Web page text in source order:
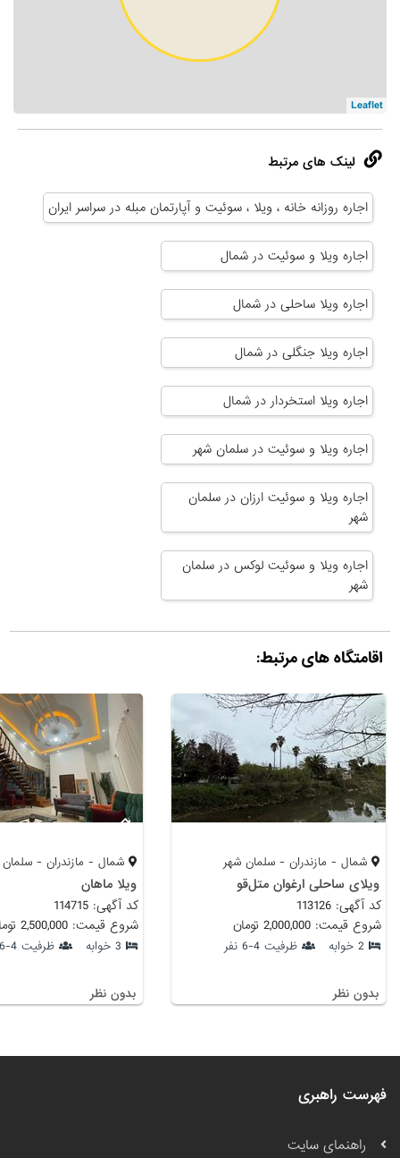
Leaflet
لینک های مرتبط
اجاره روزانه خانه ، ویلا ، سوئیت و آپارتمان مبله در سراسر ایران
اجاره ویلا و سوئیت در شمال
اجاره ویلا ساحلی در شمال
اجاره ویلا جنگلی در شمال
اجاره ویلا استخردار در شمال
اجاره ویلا و سوئیت در سلمان شهر
اجاره ویلا و سوئیت ارزان در سلمان
شهر
اجاره ویلا و سوئیت لوکس در سلمان
شهر
اقامتگاه های مرتبط:
شمال - مازندران - سلمان شهر
ویلای ساحلی ارغوان متل‌قو
کد آگهی: 113126
شروع قیمت: 2,000,000 تومان
2 خوابه ظرفیت 4-6 نفر
بدون نظر
شمال - مازندران -
ویلا ماهان
کد آگهی: 114715
شروع قیمت: 2,500,000 تومان
3 خوابه ظرفیت 4-6 نفر
بدون نظر
فهرست راهبری
راهنمای سایت